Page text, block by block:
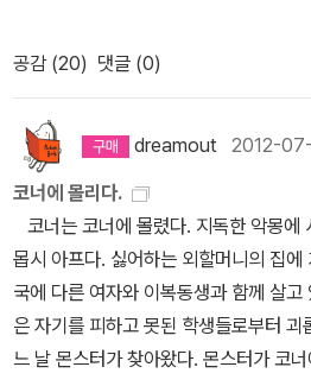
은 쪽지와 선물을 주고받다가 때로 함
다. 덕분에 회사에서 흐트러진 모습을 보
씨는 지각을 하고 허둥대는 등 빈구석
한 씨와 거리를 두었던 회사 사람들이
며 집으로 찾아오기까지 한다. 나중에는
로 가장해 출근을 하고(몸이 자꾸 둥둥
넣어야 했지만), 진지한 씨는 집에서 빈
진지한 씨는 '적당히 진지한 신사'가 되
발 조금씩 내딛기로 한다. 여전히 함께
한 씨와 유령 씨는 즐겁게 산다. 정색을
긴장되는 전개, 거기 걸맞게 진지해서
의 명성을 무색케하네요. 하지만 내용
끝나는것이 너무 너무 아쉬웠어요. 도서
었어요.^^;; 도서관에 대한 내용인데, 도
설득했답니다.ㅋㅋ 암튼, 제목처럼 독특
로알드 달과 찰떡 궁합인 퀸틴 블레이
표지로 선택했는데, 반쪽 마법으로 인
흥미로웠지만, 2% 부족한 느낌이랄까
아서 읽을것 같지는 않네요. 실제 존재
이렇게 독특하 내용을 담을수 있다는
만 약간 어두운면이 있는데 그 분위기도
더운데 괜찮으냐고, 일이 많은데 괜찮으
들의 질문이 괜찮다는 답을 강요하는 것
대답한다. 더운데 괜찮겠느냐고, 일이
혼자서 괜찮겠느냐고. 전화기 너머에
에게, 쐐기를 박듯 말한다. 하나도 괜찮
을 듣고, 이 순간을 넘기고 싶겠지만, 나
전 마추픽추의 사진을 붙여 놓고 그 곳
각했던 적이 있었다. 그 높은 곳에 흔들
것을 지켜보면서, 내가 살았던 순간들
순간을 맞이하고 싶다고. 또다시 마추픽
닫는다. 오래오래 기억할 무언가가 내게
공감 (20) 댓글 (0)
dreamout 2012-
코너에 몰리다.
코너는 코너에 몰렸다. 지독한 악몽에
몹시 아프다. 싫어하는 외할머니의 집에
국에 다른 여자와 이복동생과 함께 살
은 자기를 피하고 못된 학생들로부터 괴
느 날 몬스터가 찾아왔다. 몬스터가 코